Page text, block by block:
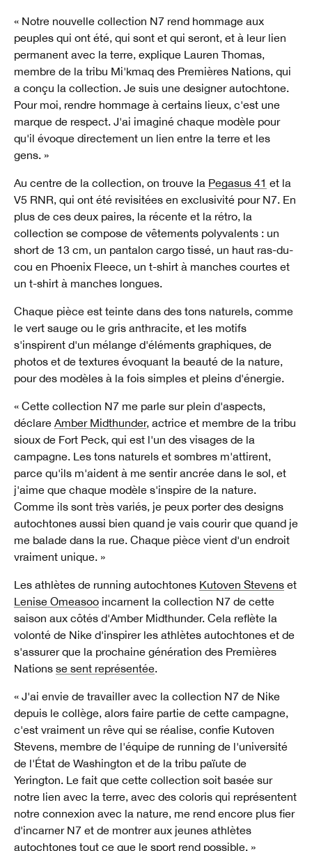
« Notre nouvelle collection N7 rend hommage aux
peuples qui ont été, qui sont et qui seront, et à leur lien
permanent avec la terre, explique Lauren Thomas,
membre de la tribu Mi'kmaq des Premières Nations, qui
a conçu la collection. Je suis une designer autochtone.
Pour moi, rendre hommage à certains lieux, c'est une
marque de respect. J'ai imaginé chaque modèle pour
qu'il évoque directement un lien entre la terre et les
gens. »
Au centre de la collection, on trouve la Pegasus 41 et la
V5 RNR, qui ont été revisitées en exclusivité pour N7. En
plus de ces deux paires, la récente et la rétro, la
collection se compose de vêtements polyvalents : un
short de 13 cm, un pantalon cargo tissé, un haut ras-du-
cou en Phoenix Fleece, un t-shirt à manches courtes et
un t-shirt à manches longues.
Chaque pièce est teinte dans des tons naturels, comme
le vert sauge ou le gris anthracite, et les motifs
s'inspirent d'un mélange d'éléments graphiques, de
photos et de textures évoquant la beauté de la nature,
pour des modèles à la fois simples et pleins d'énergie.
« Cette collection N7 me parle sur plein d'aspects,
déclare Amber Midthunder, actrice et membre de la tribu
sioux de Fort Peck, qui est l'un des visages de la
campagne. Les tons naturels et sombres m'attirent,
parce qu'ils m'aident à me sentir ancrée dans le sol, et
j'aime que chaque modèle s'inspire de la nature.
Comme ils sont très variés, je peux porter des designs
autochtones aussi bien quand je vais courir que quand je
me balade dans la rue. Chaque pièce vient d'un endroit
vraiment unique. »
Les athlètes de running autochtones Kutoven Stevens et
Lenise Omeasoo incarnent la collection N7 de cette
saison aux côtés d'Amber Midthunder. Cela reflète la
volonté de Nike d'inspirer les athlètes autochtones et de
s'assurer que la prochaine génération des Premières
Nations se sent représentée.
« J'ai envie de travailler avec la collection N7 de Nike
depuis le collège, alors faire partie de cette campagne,
c'est vraiment un rêve qui se réalise, confie Kutoven
Stevens, membre de l'équipe de running de l'université
de l'État de Washington et de la tribu païute de
Yerington. Le fait que cette collection soit basée sur
notre lien avec la terre, avec des coloris qui représentent
notre connexion avec la nature, me rend encore plus fier
d'incarner N7 et de montrer aux jeunes athlètes
autochtones tout ce que le sport rend possible. »